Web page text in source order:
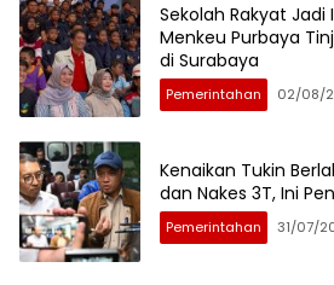
Sekolah Rakyat
Menkeu Purbaya
di Surabaya
Pemerintahan 02/08/
Kenaikan Tukin
dan Nakes 3T, Ini
Pemerintahan 31/07/